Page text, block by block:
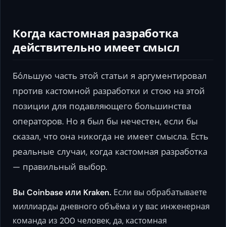
Когда кастомная разработка
действительно имеет смысл
Бо́льшую часть этой статьи я аргументировал
против кастомной разработки и стою на этой
позиции для подавляющего большинства
операторов. Но я был бы нечестен, если бы
сказал, что она никогда не имеет смысла. Есть
реальные случаи, когда кастомная разработка
— правильный выбор.
Вы Coinbase или Kraken. Если вы обрабатываете
миллиарды дневного объёма и у вас инженерная
команда из 200 человек, да, кастомная